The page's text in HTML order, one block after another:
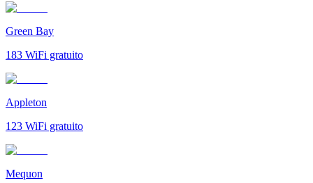
Green Bay
183 WiFi gratuito
Appleton
123 WiFi gratuito
Mequon